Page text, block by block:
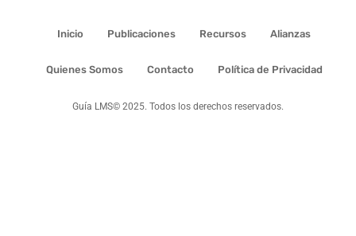
Inicio Publicaciones Recursos Alianzas
Quienes Somos Contacto Política de Privacidad
Guía LMS© 2025. Todos los derechos reservados.